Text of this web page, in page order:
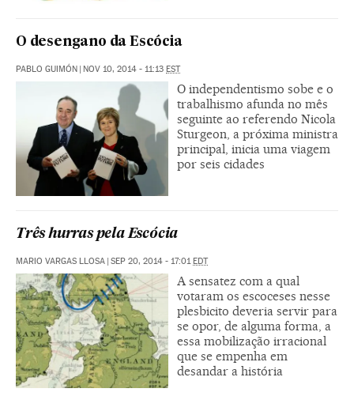
O desengano da Escócia
PABLO GUIMÓN | NOV 10, 2014 - 11:13 EST
O independentismo sobe e o
trabalhismo afunda no mês
seguinte ao referendo Nicola
Sturgeon, a próxima ministra
principal, inicia uma viagem
por seis cidades
Três hurras pela Escócia
MARIO VARGAS LLOSA | SEP 20, 2014 - 17:01EDT
A sensatez com a qual
votaram os escoceses nesse
plesbicito deveria servir para
se opor, de alguma forma, a
essa mobilização irracional
que se empenha em
desandar a história